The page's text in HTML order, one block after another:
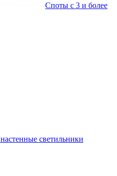
Споты с 3 и более
светильники